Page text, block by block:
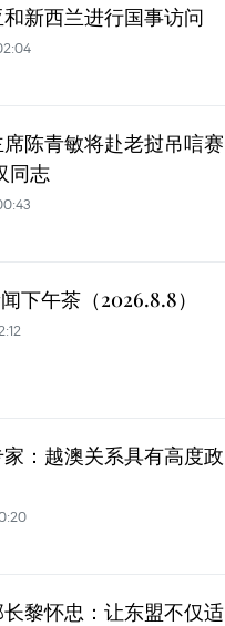
新西兰进行国事访问
陈青敏将赴老挝吊唁赛
同志
下午茶（2026.8.8）
：越澳关系具有高度政
黎怀忠：让东盟不仅适